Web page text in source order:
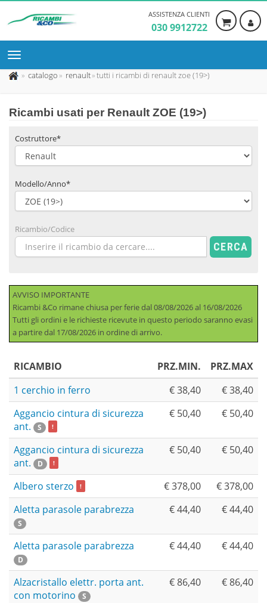
ASSISTENZA CLIENTI
030 9912722
catalogo renault tutti i ricambi di renault zoe (19>)
Ricambi usati per Renault ZOE (19>)
Costruttore*
Modello/Anno*
Ricambio/Codice
CERCA
AVVISO IMPORTANTE
Ricambi &Co rimane chiusa per ferie dal 08/08/2026 al 16/08/2026
Tutti gli ordini e le richieste ricevute in questo periodo saranno evasi
a partire dal 17/08/2026 in ordine di arrivo.
RICAMBIO PRZ.MIN.
PRZ.MAX
1 cerchio in ferro
€ 38,40
€ 38,40
Aggancio cintura di sicurezza
ant.
S !
€ 50,40 € 50,40
Aggancio cintura di sicurezza
ant.
D !
€ 50,40 € 50,40
Albero sterzo ! € 378,00
€ 378,00
Aletta parasole parabrezza
S
€ 44,40 € 44,40
Aletta parasole parabrezza
D
€ 44,40 € 44,40
Alzacristallo elettr. porta ant.
con motorino
S
€ 86,40 € 86,40